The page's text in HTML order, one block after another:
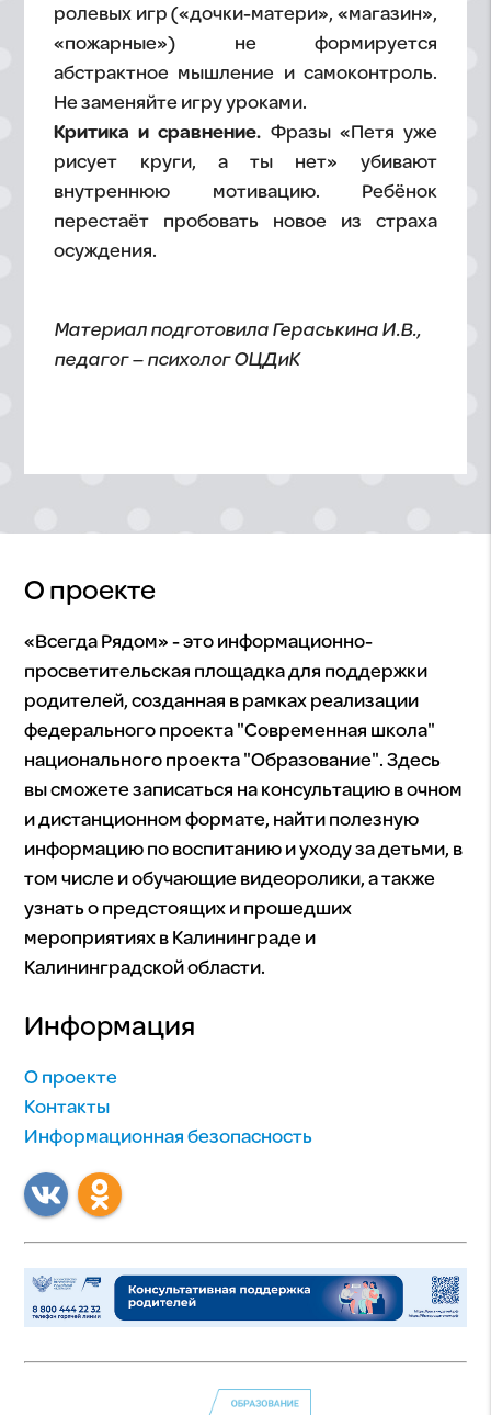
ролевых игр («дочки-матери», «магазин»,
«пожарные») не формируется
абстрактное мышление и самоконтроль.
Не заменяйте игру уроками.
Критика и сравнение. Фразы «Петя уже
рисует круги, а ты нет» убивают
внутреннюю мотивацию. Ребёнок
перестаёт пробовать новое из страха
осуждения.
Материал подготовила Гераськина И.В.,
педагог – психолог ОЦДиК
О проекте
«Всегда Рядом» - это информационно-
просветительская площадка для поддержки
родителей, созданная в рамках реализации
федерального проекта "Современная школа"
национального проекта "Образование". Здесь
вы сможете записаться на консультацию в очном
и дистанционном формате, найти полезную
информацию по воспитанию и уходу за детьми, в
том числе и обучающие видеоролики, а также
узнать о предстоящих и прошедших
мероприятиях в Калининграде и
Калининградской области.
Информация
О проекте
Контакты
Информационная безопасность